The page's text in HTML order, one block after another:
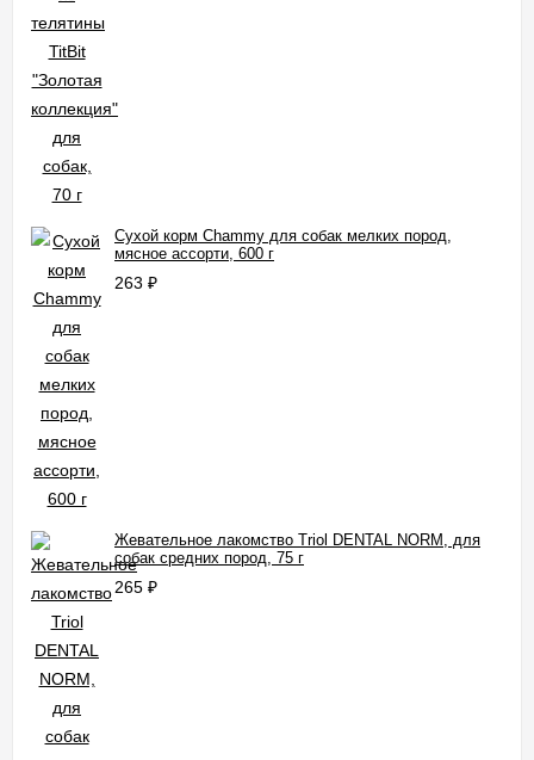
Сухой корм Chammy для собак мелких пород,
мясное ассорти, 600 г
263 ₽
Жевательное лакомство Triol DENTAL NORM, для
собак средних пород, 75 г
265 ₽